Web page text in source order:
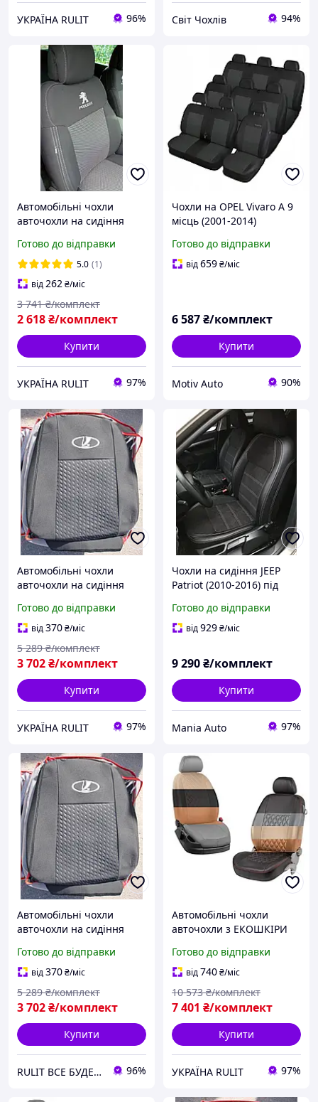
УКРАЇНА RULIT 96% Світ Чохлів 94%
Автомобільні чохли
авточохли на сидіння
Favorite чорні Пежо
Експерт 3
Готово до відправки
5.0 (1)
від262₴/міс
2 618₴/комплект
3 741 ₴/комплект
Купити
УКРАЇНА RULIT 97%
Чохли на OPEL Vivaro A 9
місць (2001-2014)
Опель Віваро
Готово до відправки
від659₴/міс
6 587₴/комплект
Купити
Motiv Auto 90%
Автомобільні чохли
авточохли на сидіння
чорні Лада 2110 2
Готово до відправки
від370₴/міс
3 702₴/комплект
5 289 ₴/комплект
Купити
УКРАЇНА RULIT 97%
Чохли на сидіння JEEP
Patriot (2010-2016) під
алькантара комплект
Готово до відправки
від929₴/міс
9 290₴/комплект
Купити
Mania Auto 97%
Автомобільні чохли
авточохли на сидіння
чорні Лада 2110
Готово до відправки
від370₴/міс
3 702₴/комплект
5 289 ₴/комплект
Купити
RULIT ВСЕ БУДЕ УКРАЇНА!!! 96%
Автомобільні чохли
авточохли з ЕКОШКІРИ
Favorite Лада 2110 3
Готово до відправки
від740₴/міс
7 401 ₴/комплект
10 573 ₴/комплект
Купити
УКРАЇНА RULIT 97%